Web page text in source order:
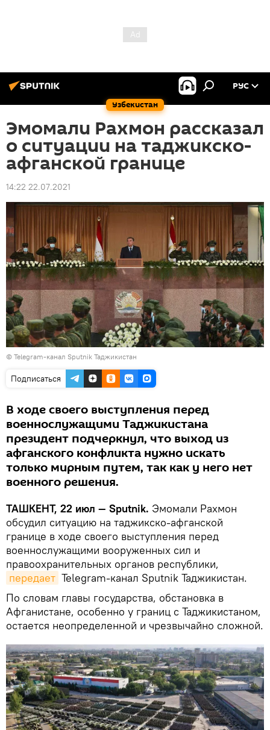
Узбекистан
РУС
Эмомали Рахмон рассказал
о ситуации на таджикско-
афганской границе
14:22 22.07.2021
© Telegram-канал Sputnik Таджикистан
Подписаться
В ходе своего выступления перед
военнослужащими Таджикистана
президент подчеркнул, что выход из
афганского конфликта нужно искать
только мирным путем, так как у него нет
военного решения.
ТАШКЕНТ, 22 июл — Sputnik. Эмомали Рахмон
обсудил ситуацию на таджикско-афганской
границе в ходе своего выступления перед
военнослужащими вооруженных сил и
правоохранительных органов республики,
передает Telegram-канал Sputnik Таджикистан.
По словам главы государства, обстановка в
Афганистане, особенно у границ с Таджикистаном,
остается неопределенной и чрезвычайно сложной.